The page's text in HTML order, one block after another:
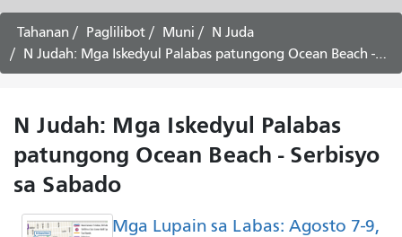
gustong
maglakbay
Tahanan Paglilibot Muni
N Juda
N Judah: Mga Iskedyul Palabas patungong Ocean Beach - Serbisyo sa Sabado
N Judah: Mga Iskedyul Palabas
patungong Ocean Beach - Serbisyo
sa Sabado
Mga Lupain sa Labas: Agosto 7-9,